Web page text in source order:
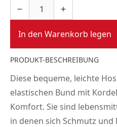
In den Warenkorb legen
PRODUKT-BESCHREIBUNG
Diese bequeme, leichte
elastischen Bund mit
Komfort. Sie sind
in denen sich Schmutz